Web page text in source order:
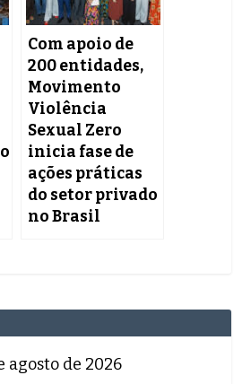
Com apoio de
200 entidades,
Movimento
Violência
Sexual Zero
inicia fase de
ações práticas
do setor privado
no Brasil
agosto de 2026